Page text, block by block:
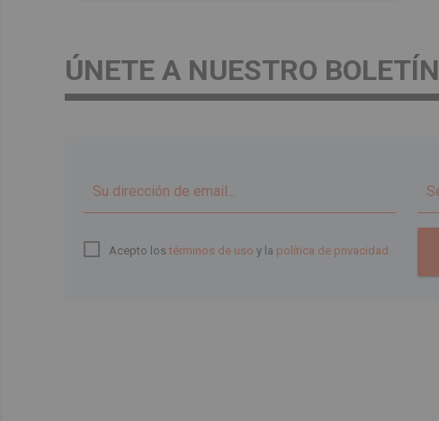
ÚNETE A NUESTRO BOLETÍN
Acepto los términos de uso y la política de privacidad